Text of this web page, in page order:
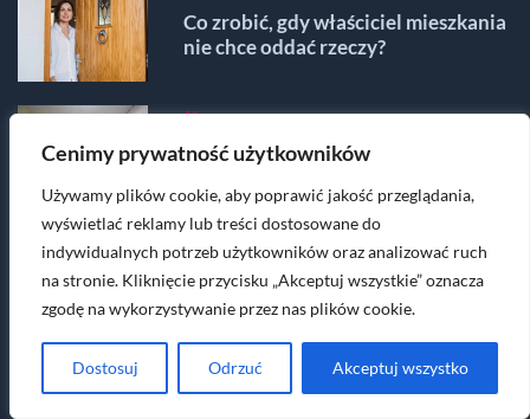
Cenimy prywatność użytkowników
Używamy plików cookie, aby poprawić jakość przeglądania,
wyświetlać reklamy lub treści dostosowane do
indywidualnych potrzeb użytkowników oraz analizować ruch
na stronie. Kliknięcie przycisku „Akceptuj wszystkie” oznacza
zgodę na wykorzystywanie przez nas plików cookie.
Dostosuj Odrzuć Akceptuj wszystko
Co zrobić, gdy właściciel mieszkania
nie chce oddać rzeczy?
2026-08-07
Czy po śmierci męża mieszkanie
2026-08-07
Pozwolenie na budowę garażu -
Koszt, gdzie, wniosek
Masz pytania lub wątpliwości? Napisz na